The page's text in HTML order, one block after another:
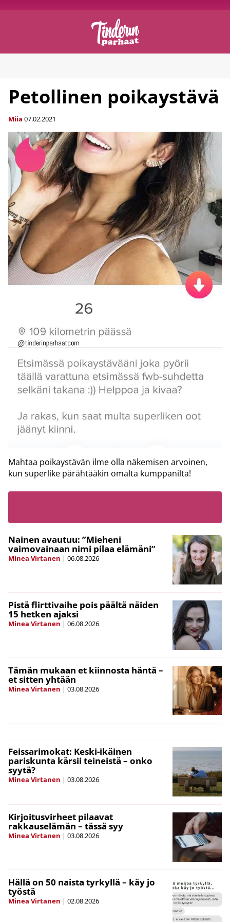
Petollinen poikaystävä
Miia 07.02.2021
Mahtaa poikaystävän ilme olla näkemisen arvoinen,
kun superlike pärähtääkin omalta kumppanilta!
Nainen avautuu: ”Mieheni
vaimovainaan nimi pilaa elämäni”
Minea Virtanen | 06.08.2026
Pistä flirttivaihe pois päältä näiden
15 hetken ajaksi
Minea Virtanen | 06.08.2026
Tämän mukaan et kiinnosta häntä –
et sitten yhtään
Minea Virtanen | 03.08.2026
Feissarimokat: Keski-ikäinen
pariskunta kärsii teineistä – onko
syytä?
Minea Virtanen | 03.08.2026
Kirjoitusvirheet pilaavat
rakkauselämän – tässä syy
Minea Virtanen | 03.08.2026
Hällä on 50 naista tyrkyllä – käy jo
työstä
Minea Virtanen | 02.08.2026